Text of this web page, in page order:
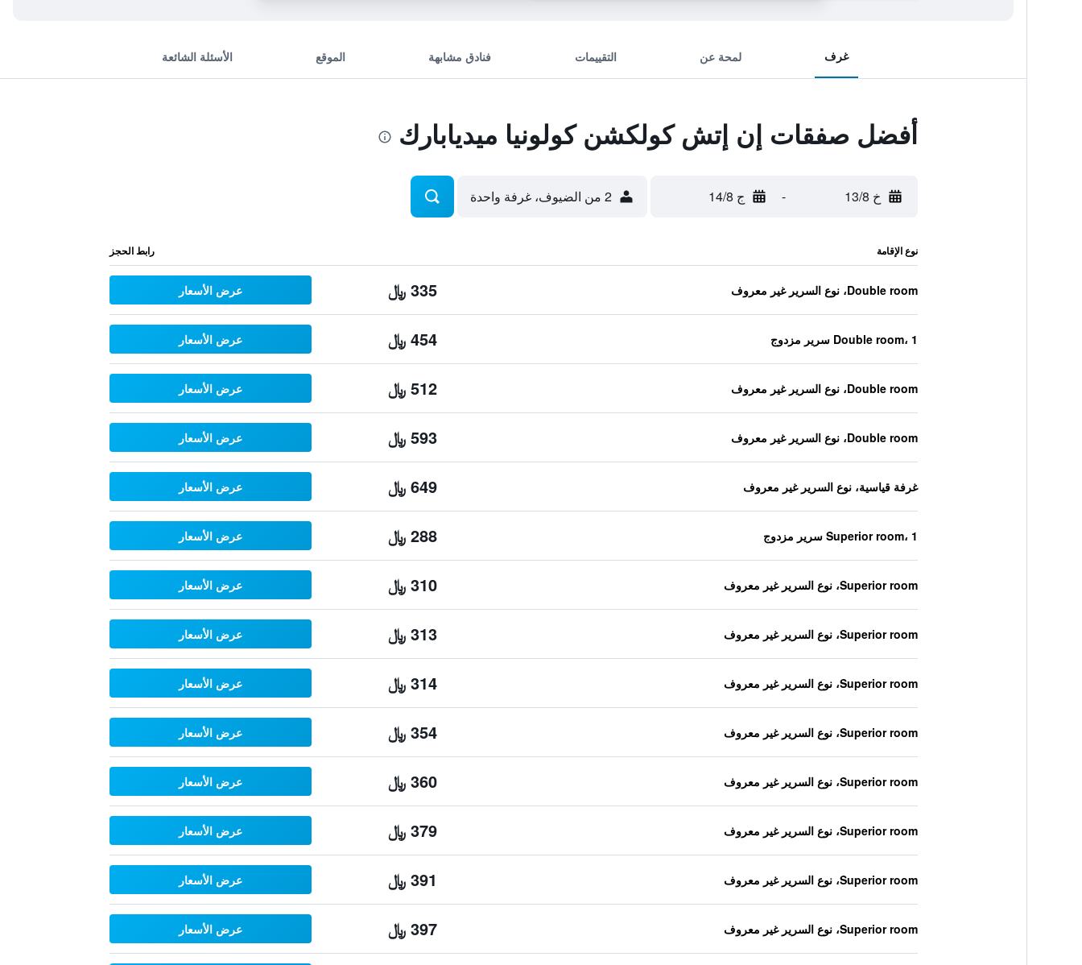
غرف لمحة عن التقييمات فنادق مشابهة الموقع الأسئلة الشائعة
أفضل صفقات إن إتش كولكشن كولونيا ميديابارك
خ 13/8 - ج 14/8 2 من الضيوف، غرفة واحدة
نوع الإقامة رابط الحجز
Double room، نوع السرير غير معروف 335 ﷼ عرض الأسعار
Double room، 1 سرير مزدوج 454 ﷼ عرض الأسعار
Double room، نوع السرير غير معروف 512 ﷼ عرض الأسعار
Double room، نوع السرير غير معروف 593 ﷼ عرض الأسعار
غرفة قياسية، نوع السرير غير معروف 649 ﷼ عرض الأسعار
Superior room، 1 سرير مزدوج 288 ﷼ عرض الأسعار
Superior room، نوع السرير غير معروف 310 ﷼ عرض الأسعار
Superior room، نوع السرير غير معروف 313 ﷼ عرض الأسعار
Superior room، نوع السرير غير معروف 314 ﷼ عرض الأسعار
Superior room، نوع السرير غير معروف 354 ﷼ عرض الأسعار
Superior room، نوع السرير غير معروف 360 ﷼ عرض الأسعار
Superior room، نوع السرير غير معروف 379 ﷼ عرض الأسعار
Superior room، نوع السرير غير معروف 391 ﷼ عرض الأسعار
Superior room، نوع السرير غير معروف 397 ﷼ عرض الأسعار